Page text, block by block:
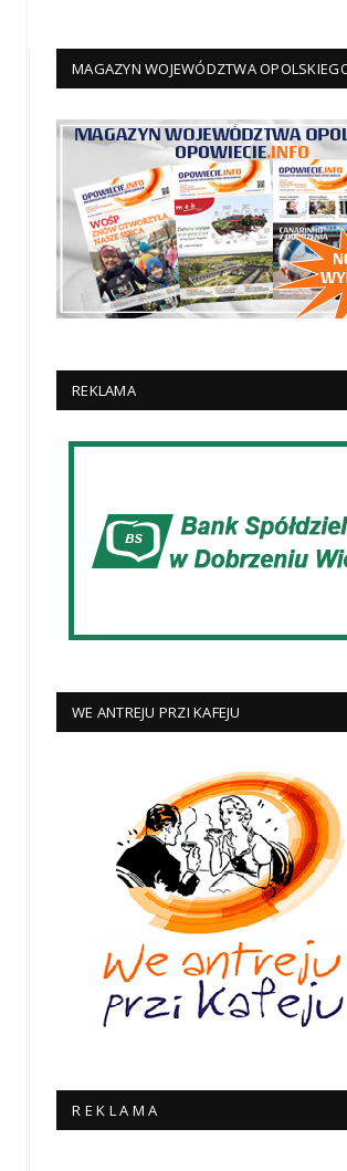
MAGAZYN WOJEWÓDZTWA
REKLAMA
WE ANTREJU PRZI KAFEJU
R E K L A M A